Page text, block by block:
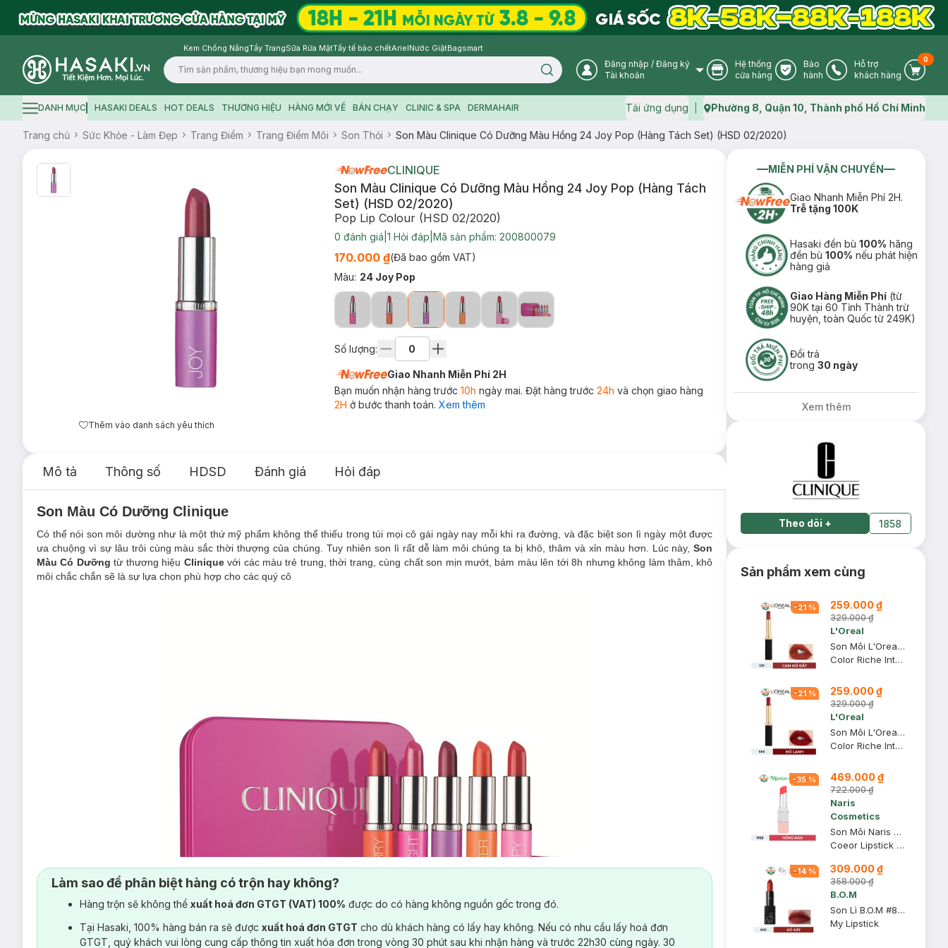
Kem Chống NắngTẩy TrangSữa Rửa MặtTẩy tế bào chếtArielNước GiặtBagsmart
Logo
Search icon User Icon
Đăng nhập / Đăng ký
Tài khoản
Store Icon
Hệ thống
cửa hàng
Warranty Icon
Bảo
hành
Phone Icon
Hỗ trợ
khách hàng
Cart
0
Hamburger icon
DANH MỤC HASAKI DEALS HOT DEALS THƯƠNG HIỆU HÀNG MỚI VỀ BÁN CHẠY CLINIC & SPA DERMAHAIR Tải ứng dụng Map icon
Phường 8, Quận 10, Thành phố Hồ Chí Minh
Trang chủ Sức Khỏe - Làm Đẹp Trang Điểm Trang Điểm Môi Son Thỏi Son Màu Clinique Có Dưỡng Màu Hồng 24 Joy Pop (Hàng Tách Set) (HSD 02/2020)
Thêm vào danh sách yêu thích
CLINIQUE
Son Màu Clinique Có Dưỡng Màu Hồng 24 Joy Pop (Hàng Tách
Set) (HSD 02/2020)
Pop Lip Colour (HSD 02/2020)
0 đánh giá 1 Hỏi đáp Mã sản phẩm: 200800079
170.000 ₫(Đã bao gồm VAT)
Màu: 24 Joy Pop
Số lượng:
Giao Nhanh Miễn Phí 2H
Bạn muốn nhận hàng trước 10h ngày mai. Đặt hàng trước 24h và chọn giao hàng
2H ở bước thanh toán. Xem thêm
Mô tả Thông số HDSD Đánh giá Hỏi đáp
Son Màu Có Dưỡng Clinique
Có thể nói son môi dường như là một thứ mỹ phẩm không thể thiếu trong túi mọi cô gái ngày nay mỗi khi ra đường, và đặc biệt son lì ngày một được
ưa chuộng vì sự lâu trôi cùng màu sắc thời thượng của chúng. Tuy nhiên son lì rất dễ làm môi chúng ta bị khô, thâm và xỉn màu hơn. Lúc này,Son
Màu Có Dưỡng từ thương hiệu Cliniquevới các màu trẻ trung, thời trang, cùng chất son mịn mướt, bám màu lên tới 8h nhưng không làm thâm, khô
môi chắc chắn sẽ là sự lựa chọn phù hợp cho các quý cô
Làm sao để phân biệt hàng có trộn hay không?
Hàng trộn sẽ không thể xuất hoá đơn GTGT (VAT) 100% được do có hàng không nguồn gốc trong đó.
Tại Hasaki, 100% hàng bán ra sẽ được xuất hoá đơn GTGT cho dù khách hàng có lấy hay không. Nếu có nhu cầu lấy hoá đơn
GTGT, quý khách vui lòng cung cấp thông tin xuất hóa đơn trong vòng 30 phút sau khi nhận hàng và trước 22h30 cùng ngày. 30
MIỄN PHÍ VẬN CHUYỂN
Giao Nhanh Miễn Phí 2H.
Trễ tặng 100K
Hasaki đền bù100% hãng
đền bù100% nếu phát hiện
hàng giả
Giao Hàng Miễn Phí (từ
90K tại 60 Tỉnh Thành trừ
huyện, toàn Quốc từ 249K)
Đổi trả
trong30 ngày
Xem thêm
Theo dõi + 1858
Sản phẩm xem cùng
-21% 259.000 ₫
329.000 ₫
L'Oreal
Son Môi L'Oreal Mịn Lì 129 I Lead - Cam Đỏ Đất 1.7g
Color Riche Intense Volume Matte
-21% 259.000 ₫
329.000 ₫
L'Oreal
Son Môi L'Oreal Mịn Lì Căng Mướt 666 I Win - Đỏ Lạnh 1.7g
Color Riche Intense Volume Matte
-35% 469.000 ₫
722.000 ₫
Naris
Cosmetics
Son Môi Naris Cosmetics Coeor P03 Hồng Đào 3.2g
Coeor Lipstick P03
-14 % 309.000 ₫
358.000 ₫
B.O.M
Son Lì B.O.M #808 My Warm Red - Đỏ Đất 3.5g
My Lipstick